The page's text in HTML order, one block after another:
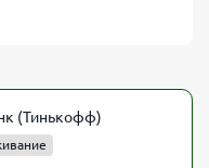
(Тинькофф)